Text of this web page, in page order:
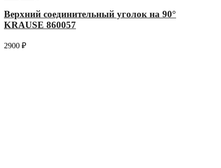
Верхний соединительный уголок на 90°
KRAUSE 860057
2900 ₽